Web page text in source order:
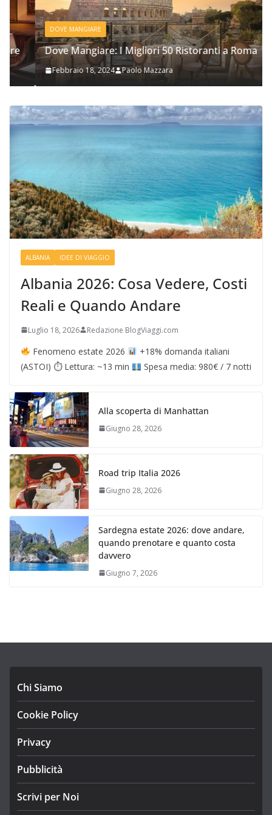
DOVE MANGIARE
Dove Mangiare: I Migliori 50 Ristoranti a Roma
Febbraio 18, 2024 Paolo Mazzara
ALBANIA IDEE DI VIAGGIO
Albania 2026: Cosa Vedere, Costi
Reali e Quando Andare
Luglio 18, 2026 Redazione BlogViaggi.com
Fenomeno estate 2026
+18% domanda italiani
(ASTOI) ⏱ Lettura: ~13 min
Spesa media: 980€ / 7 notti
Alla scoperta di Manhattan
Giugno 28, 2026
Road trip Italia 2026
Giugno 28, 2026
Sardegna estate 2026: dove andare,
quando prenotare e quanto costa
davvero
Giugno 7, 2026
Chi Siamo
Cookie Policy
Privacy
Pubblicità
Scrivi per Noi